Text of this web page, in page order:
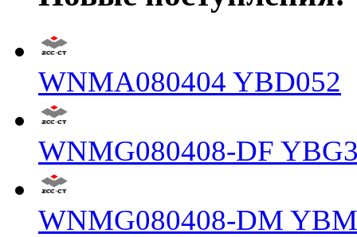
WNMA080404 YBD052
WNMG080408-DF
WNMG080408-DM